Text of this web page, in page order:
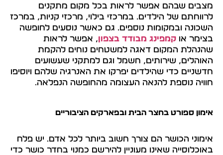
מצבים שבהם אפשר לראות בכל מקום מתקנים
לרווחתם של הילדים. במרכזי בילוי, מרכזי קניות, במרכז
השכונה ובמקומות נוספים. גם כאשר נוסעים לחופשה
בצימר או קמפינג מבודד בצפון, אפשר לראות
שהנהלת המקום דאגה למשטחים נוחים להקמת
האוהלים, שירותים, חשמל וגם למתקני שעשועים
חדשניים כדי שהילדים יפרקו את האנרגיה שלהם ויוסיפו
חוויה נוספת להנאה העצומה מהחופשה הנפלאה.
אימון ספורט בחצר הבית ובפארקים הציבוריים
אימוני הכושר הם צורך חשוב ביותר לכל אדם. יש פלח
באוכלוסייה שאינו מעוניין להירשם כמנוי בחדר כושר כדי